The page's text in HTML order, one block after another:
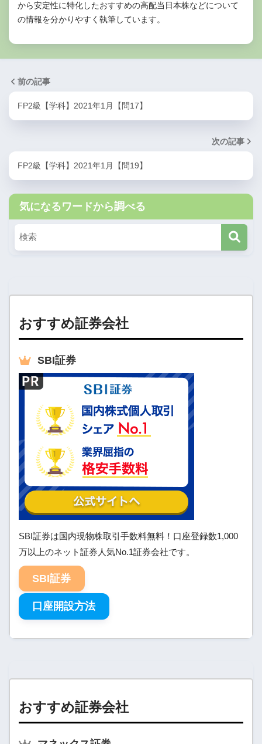
から安定性に特化したおすすめの高配当日本株などについて
の情報を分かりやすく執筆しています。
前の記事
FP2級【学科】2021年1月【問17】
次の記事
FP2級【学科】2021年1月【問19】
気になるワードから調べる
おすすめ証券会社
SBI証券
SBI証券は国内現物株取引手数料無料！口座登録数1,000
万以上のネット証券人気No.1証券会社です。
SBI証券
口座開設方法
おすすめ証券会社